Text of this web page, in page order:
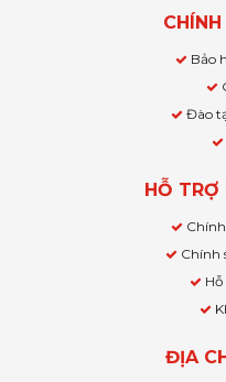
Bảo
Đào
HỖ TRỢ
Chính
ĐỊA